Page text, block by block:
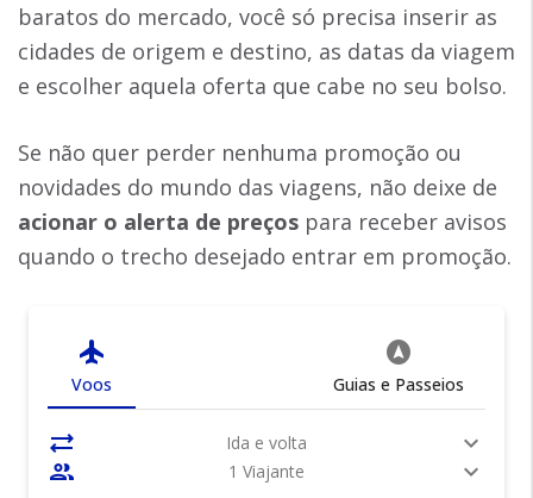
baratos do mercado, você só precisa inserir as
cidades de origem e destino, as datas da viagem
e escolher aquela oferta que cabe no seu bolso.
Se não quer perder nenhuma promoção ou
novidades do mundo das viagens, não deixe de
acionar o alerta de preços para receber avisos
quando o trecho desejado entrar em promoção.
flight
Voos
assistant_navigation
Guias e Passeios
sync_alt Ida e volta
expand_more
people
1 Viajante expand_more